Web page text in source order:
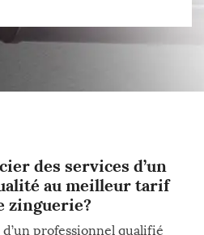
des services d’un
au meilleur tarif
zinguerie?
professionnel qualifié